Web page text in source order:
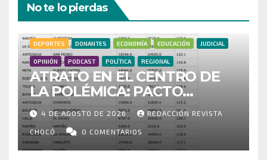
No te lo pierdas
DEPORTES DONANTES ECONOMÍA EDUCACIÓN JUDICIAL
OPINIÓN PODCAST POLÍTICA REGIONAL
ATRATO EN EL CENTRO DE
LA POLÉMICA: PACTO
HISTÓRICO CUESTIONA
CENSO ELECTORAL Y PIDE
INVESTIGAR PRESUNTO
FRAUDE
4 DE AGOSTO DE 2026 REDACCIÓN REVISTA
CHOCÓ 0 COMENTARIOS